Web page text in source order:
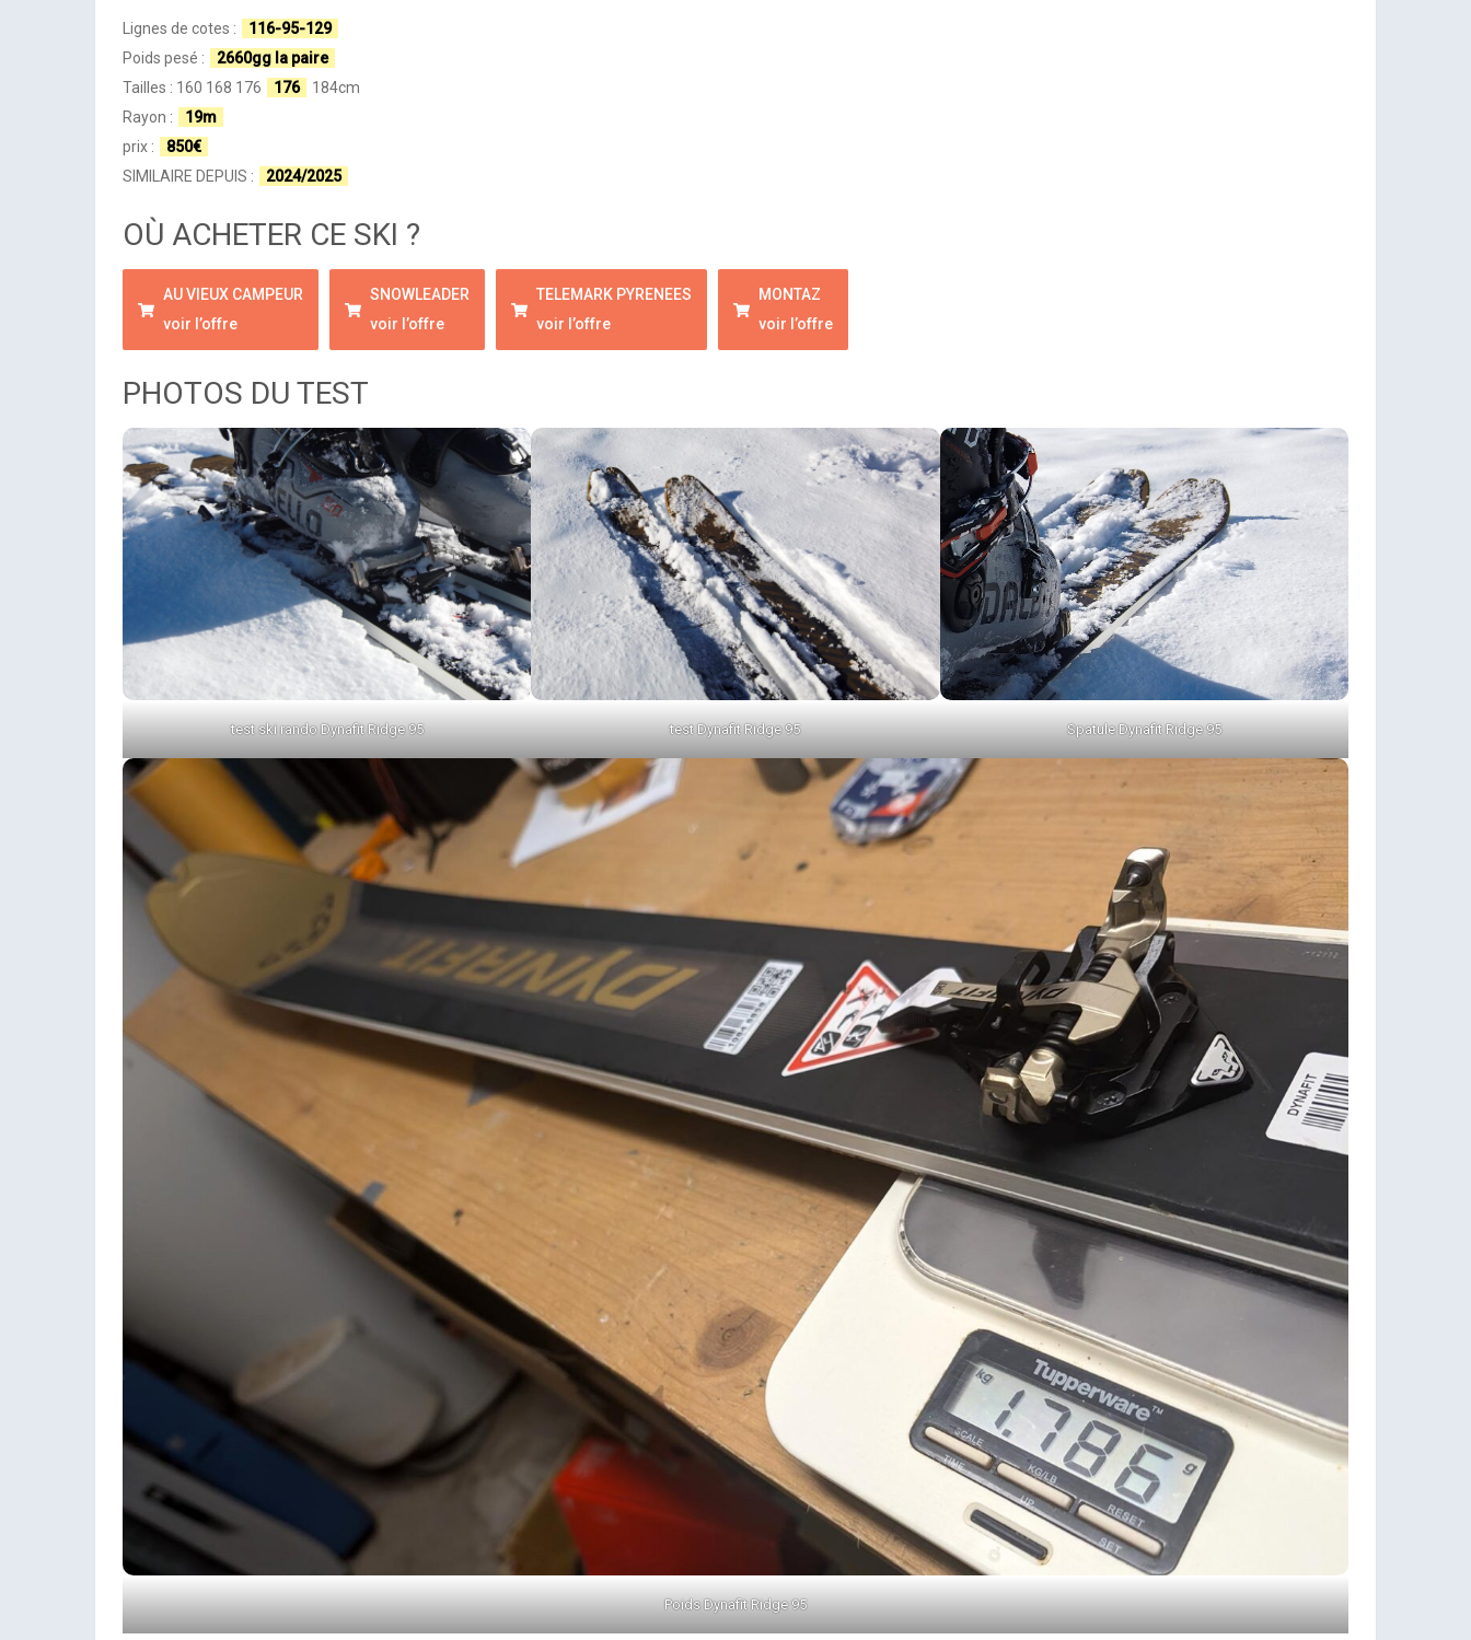
Lignes de cotes :
116-95-129
Poids pesé :
2660gg la paire
Tailles : 160 168 176
176
184cm
Rayon :
19m
prix :
850€
SIMILAIRE DEPUIS :
2024/2025
OÙ ACHETER CE SKI ?
AU VIEUX CAMPEUR
voir l’offre
SNOWLEADER
voir l’offre
TELEMARK PYRENEES
voir l’offre
MONTAZ
voir l’offre
PHOTOS DU TEST
test ski rando Dynafit Ridge 95 test Dynafit Ridge 95 Spatule Dynafit Ridge 95
Poids Dynafit Ridge 95